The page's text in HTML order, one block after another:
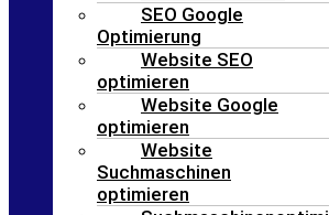
SEO Google
Optimierung
Website SEO
optimieren
Website Google
optimieren
Website
Suchmaschinen
optimieren